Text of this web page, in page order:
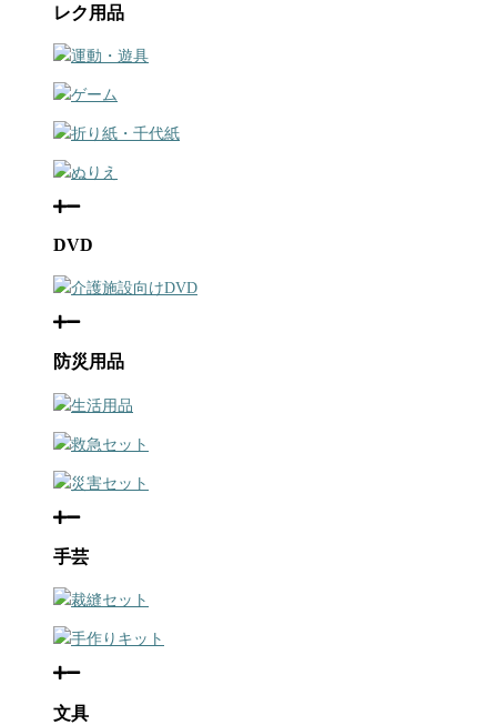
レク用品
運動・遊具
ゲーム
折り紙・千代紙
ぬりえ
DVD
介護施設向けDVD
防災用品
生活用品
救急セット
災害セット
手芸
裁縫セット
手作りキット
文具